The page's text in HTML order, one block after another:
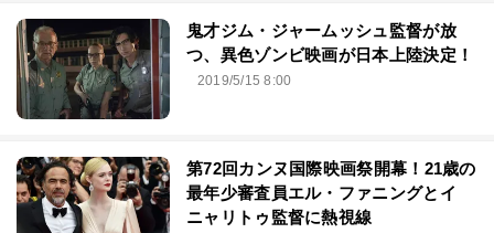
鬼才ジム・ジャームッシュ監督が放
つ、異色ゾンビ映画が日本上陸決定！
2019/5/15 8:00
第72回カンヌ国際映画祭開幕！21歳の
最年少審査員エル・ファニングとイ
ニャリトゥ監督に熱視線